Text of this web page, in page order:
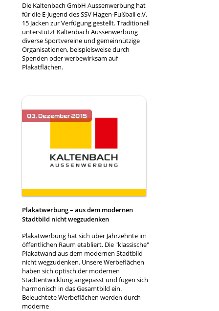
Die Kaltenbach GmbH Aussenwerbung hat
für die E-Jugend des SSV Hagen-Fußball e.V.
15 Jacken zur Verfügung gestellt. Traditionell
unterstützt Kaltenbach Aussenwerbung
diverse Sportvereine und gemeinnützige
Organisationen, beispielsweise durch
Spenden oder werbewirksam auf
Plakatflächen.
Plakatwerbung – aus dem modernen
Stadtbild nicht wegzudenken
Plakatwerbung hat sich über Jahrzehnte im
öffentlichen Raum etabliert. Die "klassische"
Plakatwand aus dem modernen Stadtbild
nicht wegzudenken. Unsere Werbeflächen
haben sich optisch der modernen
Stadtentwicklung angepasst und fügen sich
harmonisch in das Gesamtbild ein.
Beleuchtete Werbeflächen werden durch
moderne